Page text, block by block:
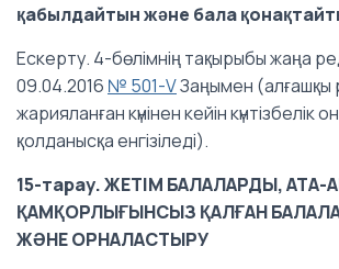
қабылдайтын және бала
Ескерту. 4-бөлімнің тақырыбы жаңа
09.04.2016 № 501-VЗаңымен (алғашқы
жарияланған күнінен кейін күнтізбелік
қолданысқа енгізіледі).
15-тарау. ЖЕТІМ БАЛАЛАРДЫ,
ҚАМҚОРЛЫҒЫНСЫЗ ҚАЛҒАН
ЖӘНЕ ОРНАЛАСТЫРУ